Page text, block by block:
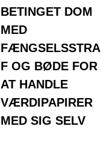
BETINGET DOM
MED
FÆNGSELSSTRA
F OG BØDE FOR
AT HANDLE
VÆRDIPAPIRER
MED SIG SELV